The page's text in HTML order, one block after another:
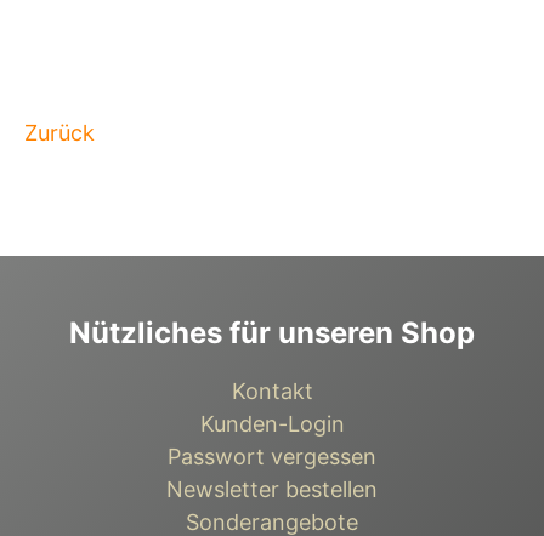
Zurück
Nützliches für unseren Shop
Kontakt
Kunden-Login
Passwort vergessen
Newsletter bestellen
Sonderangebote